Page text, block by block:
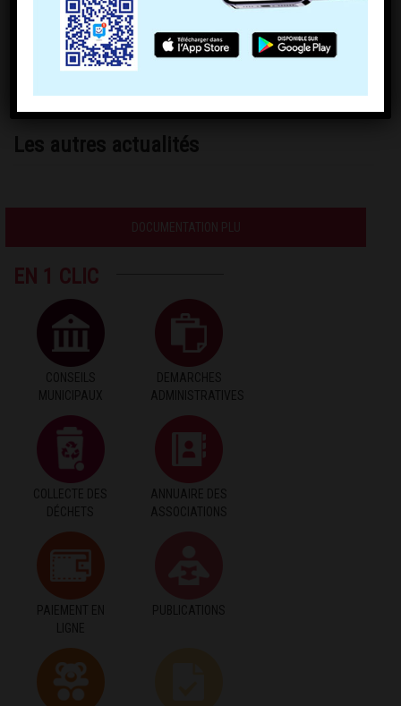
Les autres actualités
DOCUMENTATION PLU
EN 1 CLIC
CONSEILS
MUNICIPAUX
DEMARCHES
ADMINISTRATIVES
COLLECTE DES
DÉCHETS
ANNUAIRE DES
ASSOCIATIONS
PAIEMENT EN
LIGNE
PUBLICATIONS